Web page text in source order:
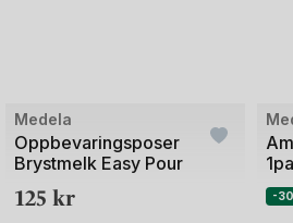
Bilde
av
Medela
Oppbevaringsposer
Brystmelk Easy Pour
125kr -